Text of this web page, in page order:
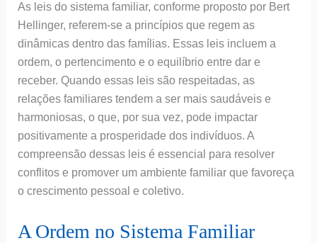
As leis do sistema familiar, conforme proposto por Bert
Hellinger, referem-se a princípios que regem as
dinâmicas dentro das famílias. Essas leis incluem a
ordem, o pertencimento e o equilíbrio entre dar e
receber. Quando essas leis são respeitadas, as
relações familiares tendem a ser mais saudáveis e
harmoniosas, o que, por sua vez, pode impactar
positivamente a prosperidade dos indivíduos. A
compreensão dessas leis é essencial para resolver
conflitos e promover um ambiente familiar que favoreça
o crescimento pessoal e coletivo.
A Ordem no Sistema Familiar